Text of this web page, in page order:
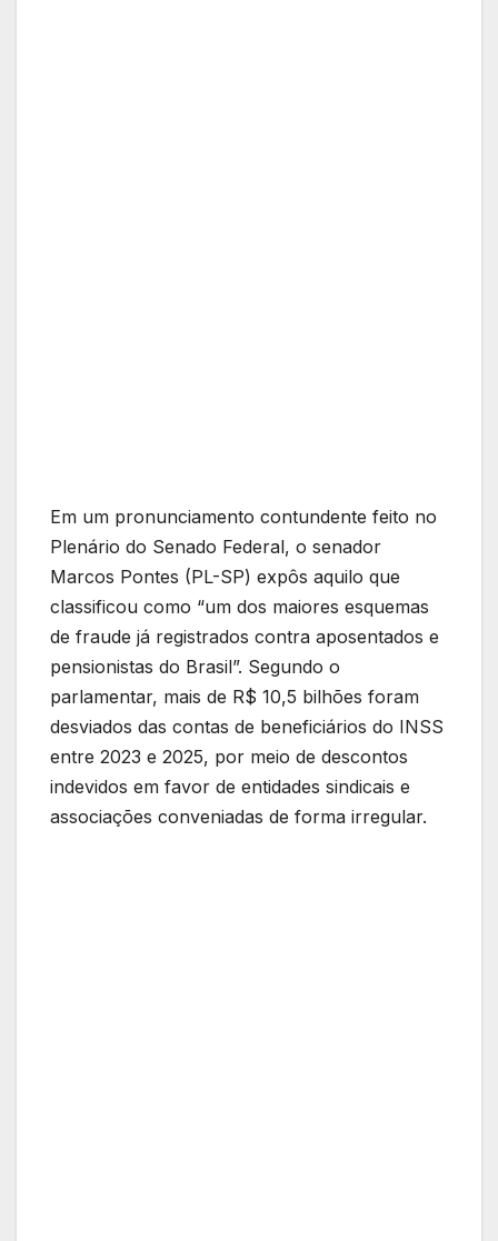
Em um pronunciamento contundente feito no
Plenário do Senado Federal, o senador
Marcos Pontes (PL-SP) expôs aquilo que
classificou como “um dos maiores esquemas
de fraude já registrados contra aposentados e
pensionistas do Brasil”. Segundo o
parlamentar, mais de R$ 10,5 bilhões foram
desviados das contas de beneficiários do INSS
entre 2023 e 2025, por meio de descontos
indevidos em favor de entidades sindicais e
associações conveniadas de forma irregular.